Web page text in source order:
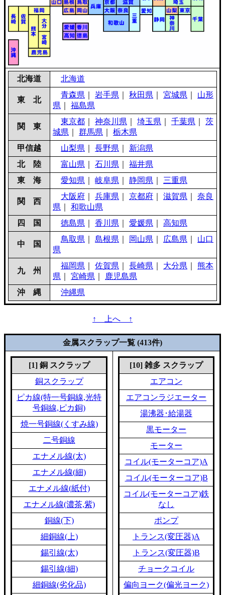
北海道 北海道
東 北
青森県 岩手県 秋田県 宮城県
山形
県
福島県
関 東
東京都 神奈川県 埼玉県 千葉県
茨
城県
群馬県
栃木県
甲信越
山梨県 長野県
新潟県
北 陸
富山県 石川県
福井県
東 海
愛知県 岐阜県 静岡県 三重県
関 西
大阪府 兵庫県 京都府 滋賀県
奈良
県
和歌山県
四 国
徳島県 香川県 愛媛県 高知県
中 国
鳥取県 島根県 岡山県 広島県
山口
県
九 州
福岡県 佐賀県 長崎県 大分県
熊本
県
宮崎県
鹿児島県
沖 縄
沖縄県
↑ 上へ ↑
金属スクラップ一覧 (413件)
[1] 銅 スクラップ
銅スクラップ
ピカ線(特一号銅線,光特
号銅線,ピカ銅)
焼一号銅線(くすみ線)
二号銅線
エナメル線(太)
エナメル線(細)
エナメル線(紙付)
エナメル線(濃茶,紫)
銅線(下)
細銅線(上)
錫引線(太)
錫引線(細)
細銅線(劣化品)
[10] 雑多 スクラップ
エアコン
エアコンラジエーター
湯沸器･給湯器
黒モーター
モーター
コイル(モーターコア)A
コイル(モーターコア)B
コイル(モーターコア)鉄
なし
ポンプ
トランス(変圧器)A
トランス(変圧器)B
チョークコイル
偏向ヨーク(偏光ヨーク)